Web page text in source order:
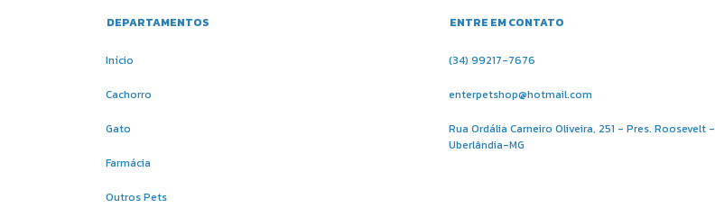
DEPARTAMENTOS
Início
Cachorro
Gato
Farmácia
Outros Pets
ENTRE EM CONTATO
(34) 99217-7676
enterpetshop@hotmail.com
Rua Ordália Carneiro Oliveira, 251 - Pres. Roosevelt -
Uberlândia-MG